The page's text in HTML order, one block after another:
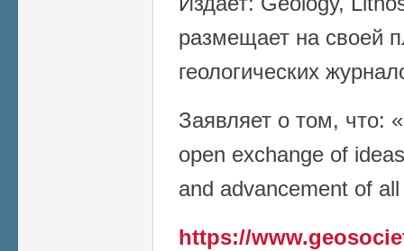
размещает на своей
геологических
Заявляет о том, что:
open exchange of
and advancement of
https://